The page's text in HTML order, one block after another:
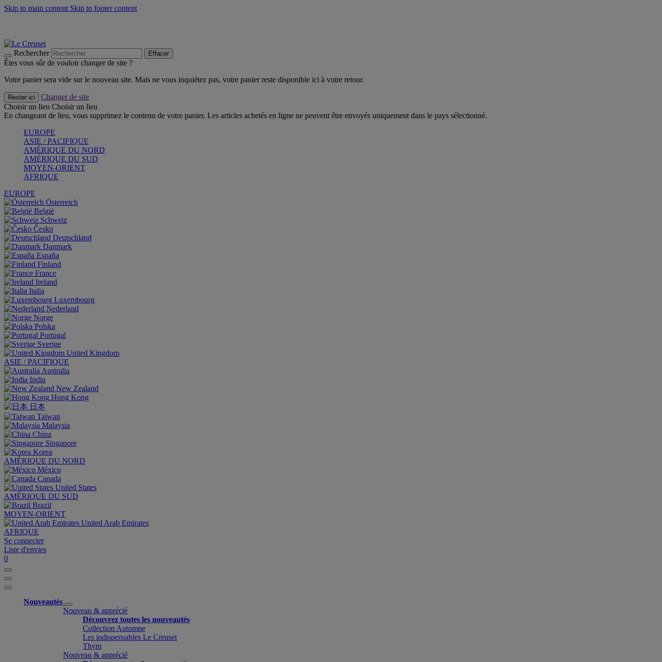
Skip to main content Skip to footer content
Rechercher Effacer
Êtes vous sûr de vouloir changer de site ?
Votre panier sera vide sur le nouveau site. Mais ne vous inquiétez pas, votre panier reste disponible ici à votre retour.
Rester ici
Changer de site
Choisir un lieu Choisir un lieu
En changeant de lieu, vous supprimez le contenu de votre panier. Les articles achetés en ligne ne peuvent être envoyés uniquement dans le pays sélectionné.
EUROPE
ASIE / PACIFIQUE
AMÉRIQUE DU NORD
AMÉRIQUE DU SUD
MOYEN-ORIENT
AFRIQUE
EUROPE
Österreich
België
Schweiz
Česko
Deutschland
Danmark
España
Finland
France
Ireland
Italia
Luxembourg
Nederland
Norge
Polska
Portugal
Sverige
United Kingdom
ASIE / PACIFIQUE
Australia
India
New Zealand
Hong Kong
日本
Taiwan
Malaysia
China
Singapore
Korea
AMÉRIQUE DU NORD
México
Canada
United States
AMÉRIQUE DU SUD
Brazil
MOYEN-ORIENT
United Arab Emirates
AFRIQUE
Se connecter
Liste d'envies
0
Nouveautés
Nouveau & apprécié
Découvrez toutes les nouveautés
Collection Automne
Les indispensables Le Creuset
Thym
Nouveau & apprécié